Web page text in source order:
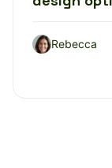
Rebecca